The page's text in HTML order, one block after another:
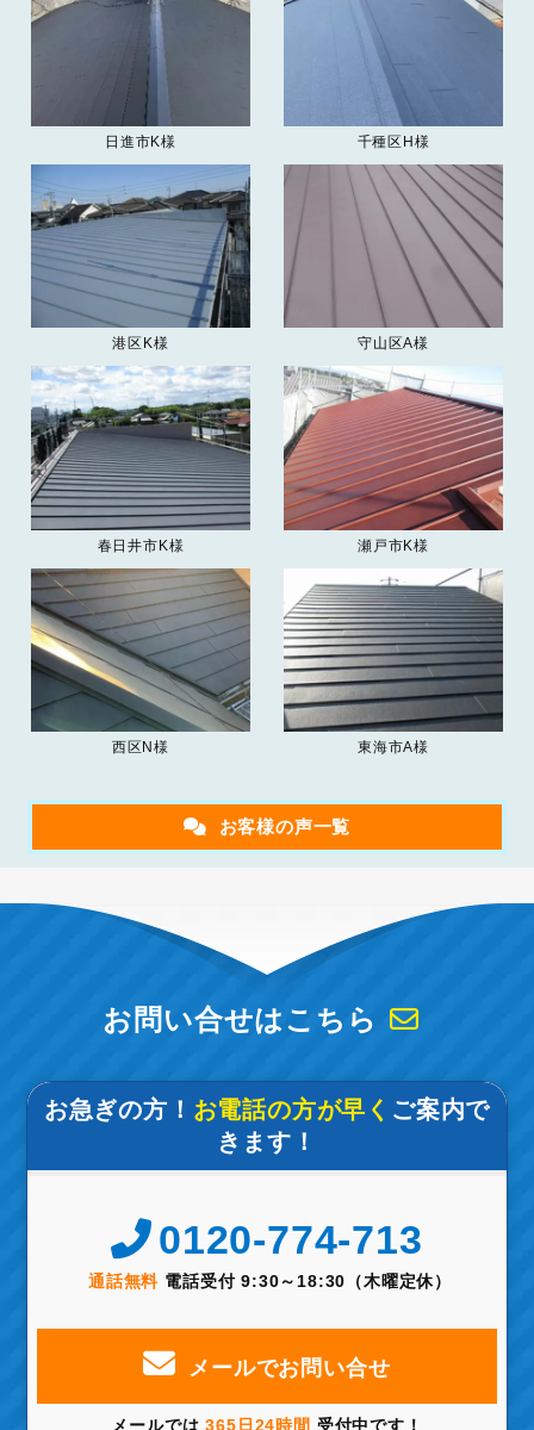
日進市K様 千種区H様
港区K様 守山区A様
春日井市K様 瀬戸市K様
西区N様 東海市A様
お客様の声一覧
お問い合せはこちら
お急ぎの方！ お電話の方が早く ご案内で
きます！
0120-774-713
通話無料 電話受付 9:30～18:30（木曜定休）
メールでお問い合せ
メールでは 365日24時間 受付中です！